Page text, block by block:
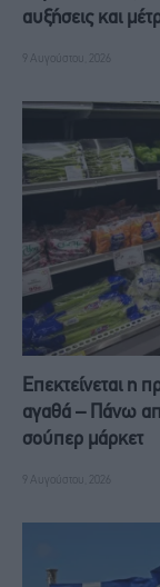
αυξήσεις και
9 Αυγούστου, 2026
Επεκτείνεται η
αγαθά – Πάνω
σούπερ μάρκετ
9 Αυγούστου, 2026